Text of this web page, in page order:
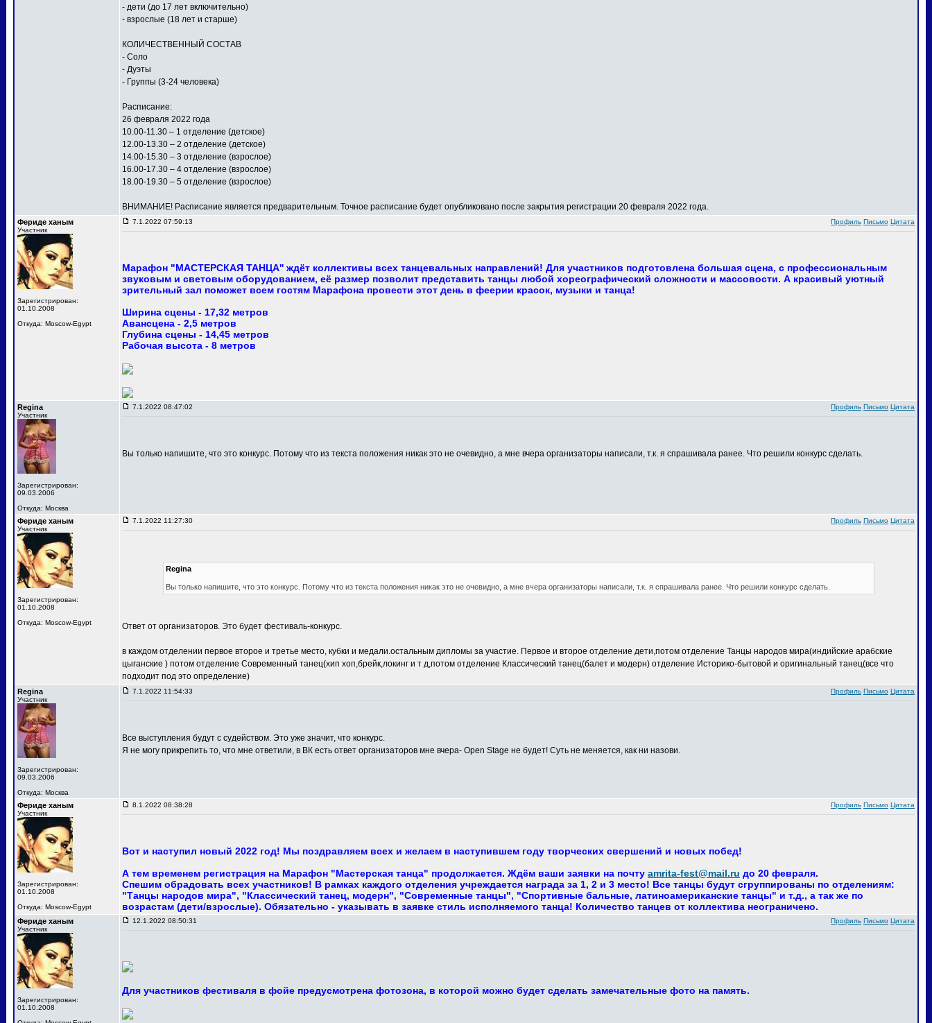
- дети (до 17 лет включительно)
- взрослые (18 лет и старше)
КОЛИЧЕСТВЕННЫЙ СОСТАВ
- Соло
- Дуэты
- Группы (3-24 человека)
Расписание:
26 февраля 2022 года
10.00-11.30 – 1 отделение (детское)
12.00-13.30 – 2 отделение (детское)
14.00-15.30 – 3 отделение (взрослое)
16.00-17.30 – 4 отделение (взрослое)
18.00-19.30 – 5 отделение (взрослое)
ВНИМАНИЕ! Расписание является предварительным. Точное расписание будет опубликовано после закрытия регистрации 20 февраля 2022 года.
Фериде ханым
Участник
Зарегистрирован:
01.10.2008
Откуда: Moscow-Egypt
7.1.2022 07:59:13 Профиль Письмо Цитата
Марафон "МАСТЕРСКАЯ ТАНЦА'' ждёт коллективы всех танцевальных направлений! Для участников подготовлена большая сцена, с профессиональным
звуковым и световым оборудованием, её размер позволит представить танцы любой хореографический сложности и массовости. А красивый уютный
зрительный зал поможет всем гостям Марафона провести этот день в феерии красок, музыки и танца!
Ширина сцены - 17,32 метров
Авансцена - 2,5 метров
Глубина сцены - 14,45 метров
Рабочая высота - 8 метров
Regina
Участник
Зарегистрирован:
09.03.2006
Откуда: Москва
7.1.2022 08:47:02 Профиль Письмо Цитата
Вы только напишите, что это конкурс. Потому что из текста положения никак это не очевидно, а мне вчера организаторы написали, т.к. я спрашивала ранее. Что решили конкурс сделать.
Фериде ханым
Участник
Зарегистрирован:
01.10.2008
Откуда: Moscow-Egypt
7.1.2022 11:27:30 Профиль Письмо Цитата
Regina
Вы только напишите, что это конкурс. Потому что из текста положения никак это не очевидно, а мне вчера организаторы написали, т.к. я спрашивала ранее. Что решили конкурс сделать.
Ответ от организаторов. Это будет фестиваль-конкурс.
в каждом отделении первое второе и третье место, кубки и медали.остальным дипломы за участие. Первое и второе отделение дети,потом отделение Танцы народов мира(индийские арабские
цыганские ) потом отделение Современный танец(хип хоп,брейк,локинг и т д,потом отделение Классический танец(балет и модерн) отделение Историко-бытовой и оригинальный танец(все что
подходит под это определение)
Regina
Участник
Зарегистрирован:
09.03.2006
Откуда: Москва
7.1.2022 11:54:33 Профиль Письмо Цитата
Все выступления будут с судейством. Это уже значит, что конкурс.
Я не могу прикрепить то, что мне ответили, в ВК есть ответ организаторов мне вчера- Open Stage не будет! Суть не меняется, как ни назови.
Фериде ханым
Участник
Зарегистрирован:
01.10.2008
Откуда: Moscow-Egypt
8.1.2022 08:38:28 Профиль Письмо Цитата
Вот и наступил новый 2022 год! Мы поздравляем всех и желаем в наступившем году творческих свершений и новых побед!
А тем временем регистрация на Марафон "Мастерская танца" продолжается. Ждём ваши заявки на почту amrita-fest@mail.ru до 20 февраля.
Спешим обрадовать всех участников! В рамках каждого отделения учреждается награда за 1, 2 и 3 место! Все танцы будут сгруппированы по отделениям:
"Танцы народов мира", "Классический танец, модерн", "Современные танцы", "Спортивные бальные, латиноамериканские танцы" и т.д., а так же по
возрастам (дети/взрослые). Обязательно - указывать в заявке стиль исполняемого танца! Количество танцев от коллектива неограничено.
Фериде ханым
Участник
Зарегистрирован:
01.10.2008
12.1.2022 08:50:31 Профиль Письмо Цитата
Для участников фестиваля в фойе предусмотрена фотозона, в которой можно будет сделать замечательные фото на память.